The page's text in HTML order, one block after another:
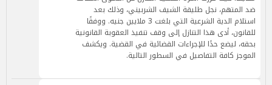
ضد المتهم، نجل طليقة الشيف الشربيني، وذلك بعد
استلام الدية الشرعية التي بلغت 3 ملايين جنيه. ووفقًا
للقانون، أدى هذا التنازل إلى وقف تنفيذ العقوبة القانونية
بحقه، ليضع حدًا للإجراءات القضائية في القضية. ويكشف
الموجز كافة التفاصيل في السطور التالية.